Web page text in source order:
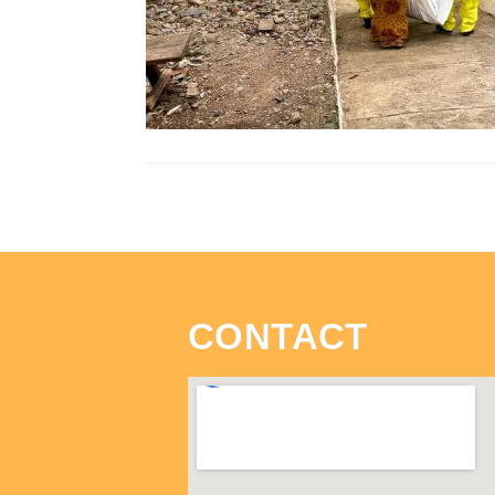
CONTACT